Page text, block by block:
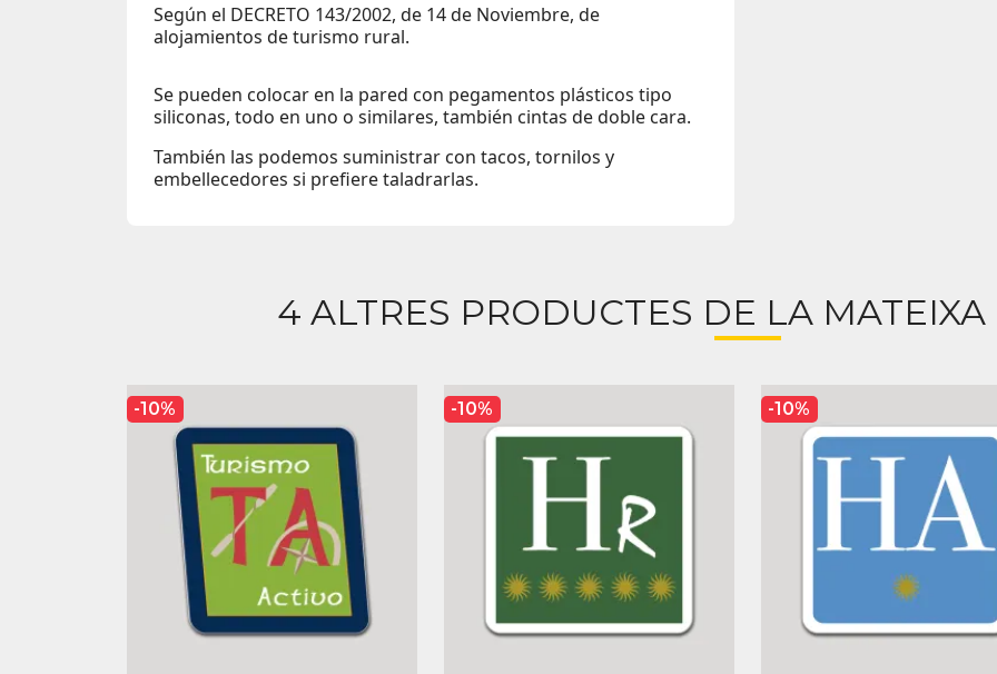
Según el DECRETO 143/2002, de 14 de Noviembre, de
alojamientos de turismo rural.
Se pueden colocar en la pared con pegamentos plásticos tipo
siliconas, todo en uno o similares, también cintas de doble cara.
También las podemos suministrar con tacos, tornilos y
embellecedores si prefiere taladrarlas.
4 ALTRES PRODUCTES DE LA MATEIXA
-10% -10% -10%